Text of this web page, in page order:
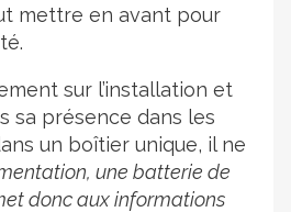
mettre en avant pour
sur l’installation et
sa présence dans les
un boîtier unique, il ne
une batterie de
donc aux informations